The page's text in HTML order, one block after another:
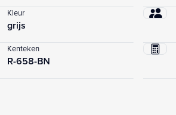
Kleur
grijs
Kenteken
R-658-BN